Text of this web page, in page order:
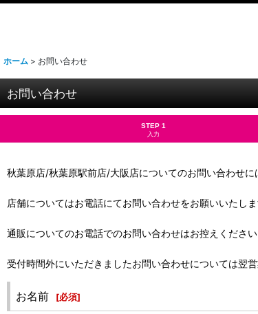
ホーム > お問い合わせ
お問い合わせ
STEP 1
入力
秋葉原店/秋葉原駅前店/大阪店についてのお問い合わせに
店舗についてはお電話にてお問い合わせをお願いいたしま
通販についてのお電話でのお問い合わせはお控えください
受付時間外にいただきましたお問い合わせについては翌営
お名前 [必須]